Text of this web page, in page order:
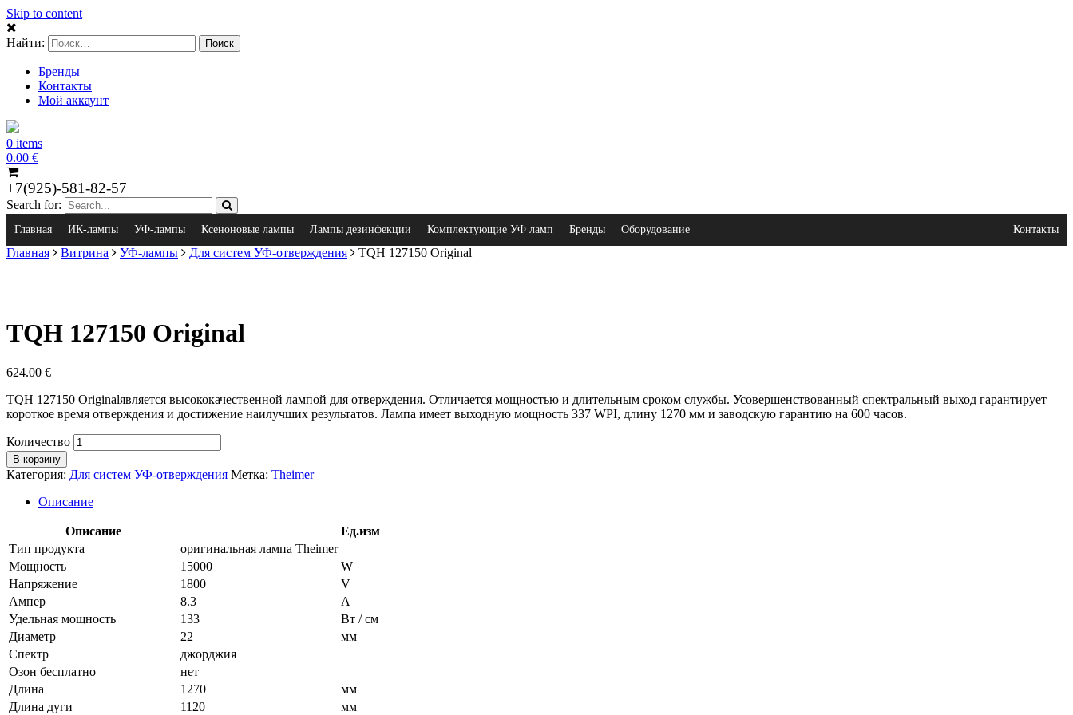
Skip to content
Найти:
Бренды
Контакты
Мой аккаунт
0 items
0.00 €
+7(925)-581-82-57
Search for:
Главная ИК-лампы УФ-лампы Ксеноновые лампы Лампы дезинфекции Комплектующие УФ ламп Бренды Оборудование Контакты
Главная Витрина УФ-лампы Для систем УФ-отверждения TQH 127150 Original
TQH 127150 Original
624.00 €
TQH 127150 Originalявляется высококачественной лампой для отверждения. Отличается мощностью и длительным сроком службы. Усовершенствованный спектральный выход гарантирует
короткое время отверждения и достижение наилучших результатов. Лампа имеет выходную мощность 337 WPI, длину 1270 мм и заводскую гарантию на 600 часов.
Количество
В корзину
Категория: Для систем УФ-отверждения Метка: Theimer
Описание
Описание
Ед.изм
Тип продукта
оригинальная лампа Theimer
Мощность
15000
W
Напряжение
1800
V
Ампер
8.3
A
Удельная мощность
133
Вт / см
Диаметр
22
мм
Спектр
джорджия
Озон бесплатно
нет
Длина
1270
мм
Длина дуги
1120
мм